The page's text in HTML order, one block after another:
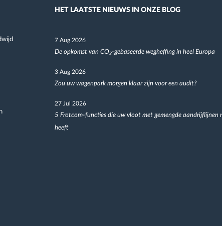
HET LAATSTE NIEUWS IN ONZE BLOG
7 Aug 2026
De opkomst van CO₂-gebaseerde wegheffing in heel Europa
3 Aug 2026
Zou uw wagenpark morgen klaar zijn voor een audit?
27 Jul 2026
5 Frotcom-functies die uw vloot met gemengde aandrijflijnen
heeft